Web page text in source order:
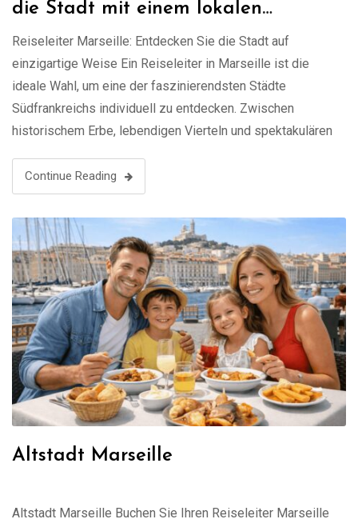
die Stadt mit einem lokalen
Experten
Reiseleiter Marseille: Entdecken Sie die Stadt auf
einzigartige Weise Ein Reiseleiter in Marseille ist die
ideale Wahl, um eine der faszinierendsten Städte
Südfrankreichs individuell zu entdecken. Zwischen
historischem Erbe, lebendigen Vierteln und spektakulären
unvergessliches Erlebnis. Mit einem lokalen Guide
genießen Sie eine maßgeschneiderte Führung ganz nach
Ihren Interessen. …
Continue Reading
Altstadt Marseille
Altstadt Marseille Buchen Sie Ihren Reiseleiter Marseille